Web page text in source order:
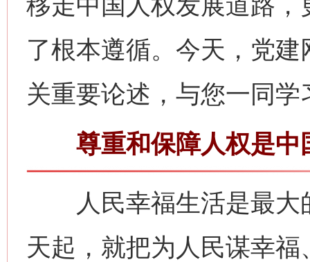
了根本遵循。今天，党
关重要论述，与您一同学
尊重和保障人权是中
人民幸福生活是最大
天起，就把为人民谋幸